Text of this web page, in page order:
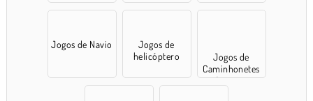
Jogos de Navio
Jogos de
helicóptero
Jogos de
Caminhonetes
Gigantes